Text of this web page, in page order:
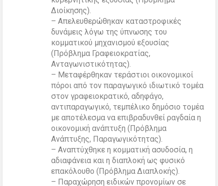
Διοίκησης).
– Απελευθερώθηκαν καταστροφικές
δυνάμεις λόγω της ύπνωσης του
κομματικού μηχανισμού εξουσίας
(Πρόβλημα Γραφειοκρατίας,
Ανταγωνιστικότητας).
– Μεταφέρθηκαν τεράστιοι οικονομικοί
πόροι από τον παραγωγικό ιδιωτικό τομέα
στον γραφειοκρατικό, αδηφάγο,
αντιπαραγωγικό, τεμπέλικο δημόσιο τομέα
με αποτέλεσμα να επιβραδυνθεί ραγδαία η
οικονομική ανάπτυξη (Πρόβλημα
Ανάπτυξης, Παραγωγικότητας).
– Αναπτύχθηκε η κομματική ασυδοσία, η
αδιαφάνεια και η διαπλοκή ως φυσικό
επακόλουθο (Πρόβλημα Διαπλοκής).
– Παραχώρηση ειδικών προνομίων σε